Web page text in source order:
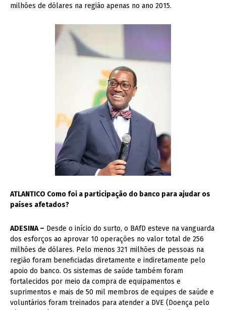
milhões de dólares na região apenas no ano 2015.
ATLANTICO Como foi a participação do banco para ajudar os
países afetados?
ADESINA – Desde o início do surto, o BAfD esteve na vanguarda
dos esforços ao aprovar 10 operações no valor total de 256
milhões de dólares. Pelo menos 321 milhões de pessoas na
região foram beneficiadas diretamente e indiretamente pelo
apoio do banco. Os sistemas de saúde também foram
fortalecidos por meio da compra de equipamentos e
suprimentos e mais de 50 mil membros de equipes de saúde e
voluntários foram treinados para atender a DVE (Doença pelo